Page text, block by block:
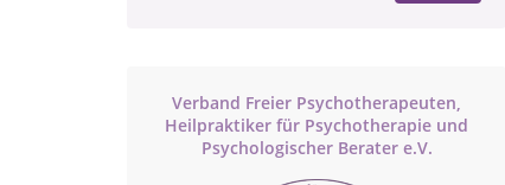
Verband Freier Psychotherapeuten,
Heilpraktiker für Psychotherapie und
Psychologischer Berater e.V.